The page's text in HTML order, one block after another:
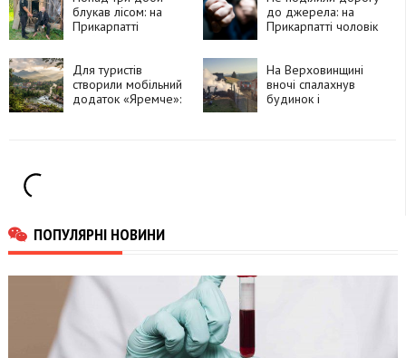
блукав лісом: на
Прикарпатті
дорогою по воду
до джерела: на
Прикарпатті чоловік
Для туристів
створили мобільний
додаток «Яремче»:
На Верховинщині
вночі спалахнув
будинок і
ПОПУЛЯРНІ НОВИНИ